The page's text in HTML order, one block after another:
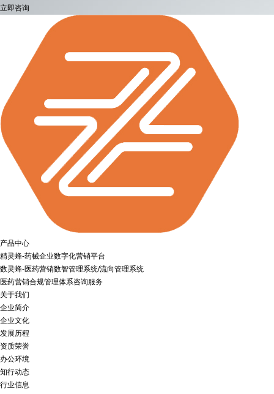
立即咨询
产品中心
精灵蜂-药械企业数字化营销平台
数灵蜂-医药营销数智管理系统/流向管理系统
医药营销合规管理体系咨询服务
关于我们
企业简介
企业文化
发展历程
资质荣誉
办公环境
知行动态
行业信息